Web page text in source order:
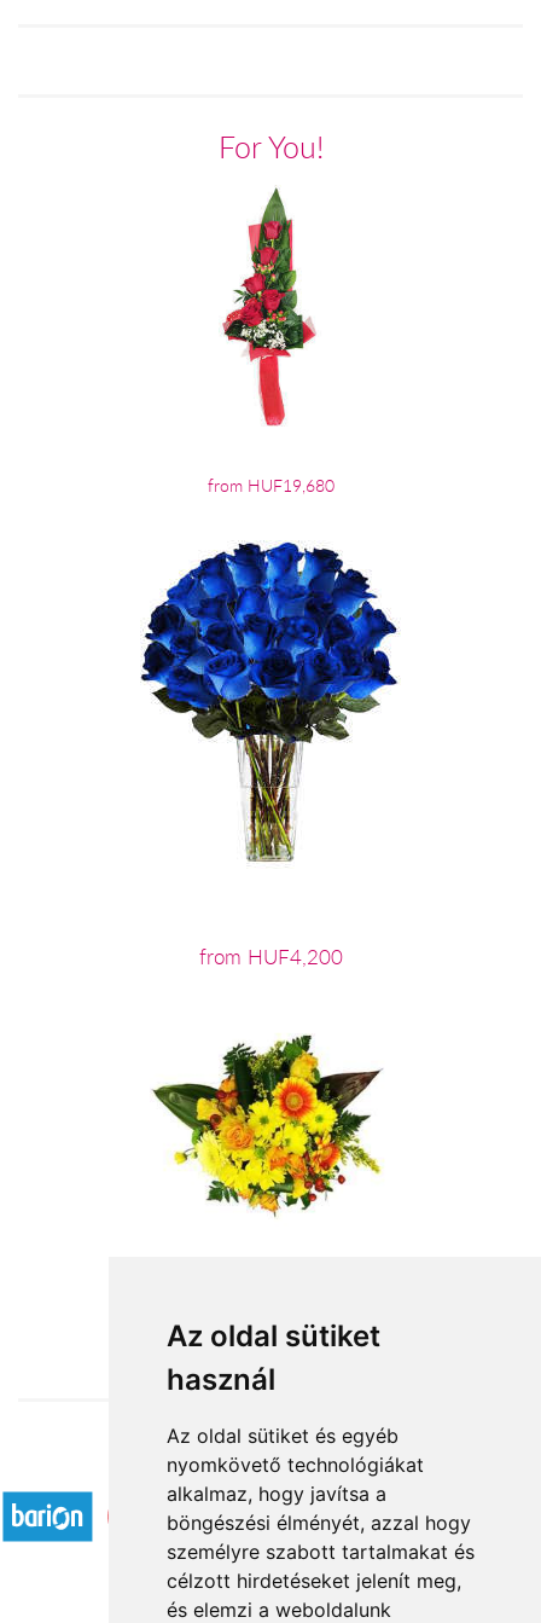
Az oldal sütiket
használ
Az oldal sütiket és egyéb
nyomkövető technológiákat
alkalmaz, hogy javítsa a
böngészési élményét, azzal hogy
személyre szabott tartalmakat és
célzott hirdetéseket jelenít meg,
és elemzi a weboldalunk
For You!
from HUF19,680
from HUF4,200
Accepted payment methods